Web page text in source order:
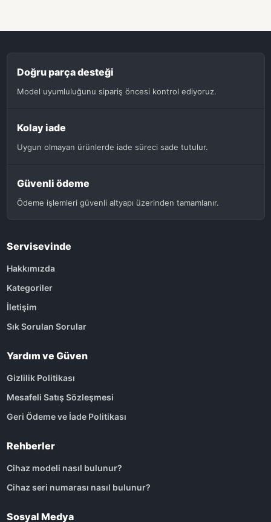
Doğru parça desteği
Model uyumluluğunu sipariş öncesi kontrol ediyoruz.
Kolay iade
Uygun olmayan ürünlerde iade süreci sade tutulur.
Güvenli ödeme
Ödeme işlemleri güvenli altyapı üzerinden tamamlanır.
Servisevinde
Hakkımızda
Kategoriler
İletişim
Sık Sorulan Sorular
Yardım ve Güven
Gizlilik Politikası
Mesafeli Satış Sözleşmesi
Geri Ödeme ve İade Politikası
Rehberler
Cihaz modeli nasıl bulunur?
Cihaz seri numarası nasıl bulunur?
Sosyal Medya